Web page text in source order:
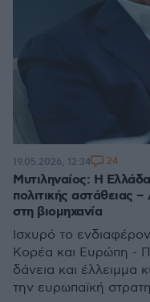
Μυτιληναίος: Η
πολιτικής αστάθειας
στη βιομηχανία
Ισχυρό το
Κορέα και Ευρώπη -
δάνεια και έλλειμμα
την ευρωπαϊκή
19.05.2026, 12:34 24